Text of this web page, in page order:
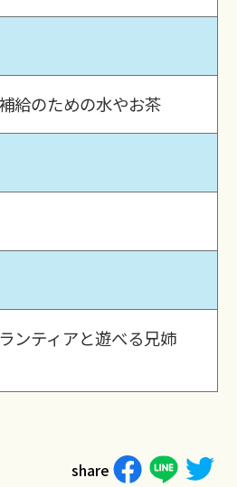
給のための水やお茶
ンティアと遊べる兄姉
share